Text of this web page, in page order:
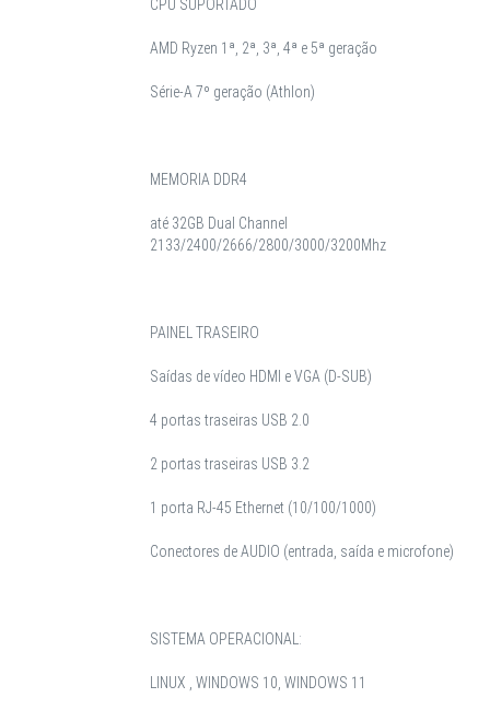
CPU SUPORTADO
AMD Ryzen 1ª, 2ª, 3ª, 4ª e 5ª geração
Série-A 7º geração (Athlon)
MEMORIA DDR4
até 32GB Dual Channel
2133/2400/2666/2800/3000/3200Mhz
PAINEL TRASEIRO
Saídas de vídeo HDMI e VGA (D-SUB)
4 portas traseiras USB 2.0
2 portas traseiras USB 3.2
1 porta RJ-45 Ethernet (10/100/1000)
Conectores de AUDIO (entrada, saída e microfone)
SISTEMA OPERACIONAL:
LINUX , WINDOWS 10, WINDOWS 11